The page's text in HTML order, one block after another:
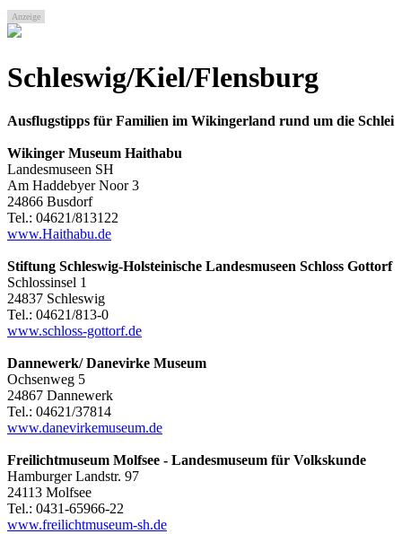
Anzeige
Schleswig/Kiel/Flensburg
Ausflugstipps für Familien im Wikingerland rund um die Schlei
Wikinger Museum Haithabu
Landesmuseen SH
Am Haddebyer Noor 3
24866 Busdorf
Tel.: 04621/813122
www.Haithabu.de
Stiftung Schleswig-Holsteinische Landesmuseen Schloss Gottorf
Schlossinsel 1
24837 Schleswig
Tel.: 04621/813-0
www.schloss-gottorf.de
Dannewerk/ Danevirke Museum
Ochsenweg 5
24867 Dannewerk
Tel.: 04621/37814
www.danevirkemuseum.de
Freilichtmuseum Molfsee - Landesmuseum für Volkskunde
Hamburger Landstr. 97
24113 Molfsee
Tel.: 0431-65966-22
www.freilichtmuseum-sh.de